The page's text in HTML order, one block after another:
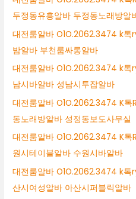
두정동유흥알바 두정동노래방알
대전룸알바 O1O.2062.3474 k
밤알바 부천룸싸롱알바
대전룸알바 O1O.2062.3474 k
남시바알바 성남시투잡알바
대전룸알바 O1O.2062.3474 K톡
동노래방알바 성정동보도사무실
대전룸알바 O1O.2062.3474 K톡
원시테이블알바 수원시바알바
대전룸알바 O1O.2062.3474 k
산시여성알바 아산시퍼블릭알바